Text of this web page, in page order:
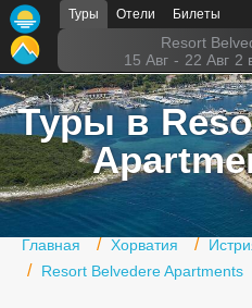
Туры Отели Билеты
Resort
15 Авг - 22 Авг 2
Туры в
Главная Хорватия
Resort Belvedere Apartments
Главная
Горящие туры
Туры в Турцию
Туры в Египет
Туры в ОАЭ
Офис г. Москва